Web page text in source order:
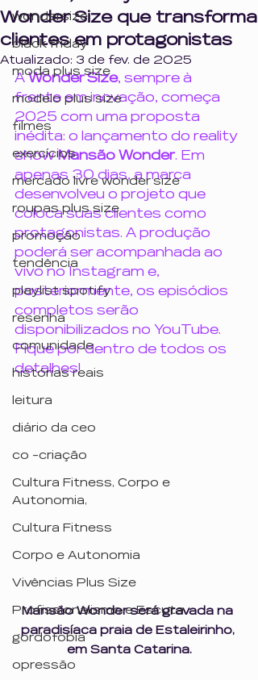
wondersize
black friday
moda plus size
modelo plus size
filmes
exercícios
mercado livre wonder size
roupas plus size
promoção
tendência
playlist spotify
resenha
comunidade
histórias reais
leitura
diário da ceo
co -criação
Cultura Fitness, Corpo e
Autonomia,
Cultura Fitness
Corpo e Autonomia
Vivências Plus Size
Profissionalismo e Escuta
gordofobia
opressão
Wonder Size que transforma
clientes em protagonistas
Atualizado: 3 de fev. de 2025
A Wonder Size, sempre à
frente em inovação, começa
2025 com uma proposta
inédita: o lançamento do reality
show Mansão Wonder. Em
apenas 30 dias, a marca
desenvolveu o projeto que
coloca suas clientes como
protagonistas. A produção
poderá ser acompanhada ao
vivo no Instagram e,
posteriormente, os episódios
completos serão
disponibilizados no YouTube.
Fique por dentro de todos os
detalhes!
Mansão Wonder será gravada na
paradisíaca praia de Estaleirinho,
em Santa Catarina.